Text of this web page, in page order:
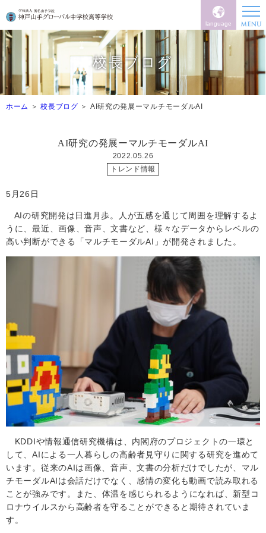
language
校長ブログ
ホーム 校長ブログ AI研究の発展ーマルチモーダルAI
AI研究の発展ーマルチモーダルAI
2022.05.26
トレンド情報
5月26 日
AIの研究開発は日進月歩。人が五感を通じて周囲を理解するよ
うに、最近、画像、音声、文書など、様々なデータからレベルの
高い判断ができる「マルチモーダルAI 」が開発されました。
KDDIや情報通信研究機構は、内閣府のプロジェクトの一環と
して、AIによる一人暮らしの高齢者見守りに関する研究を進めて
います。従来のAIは画像、音声、文書の分析だけでしたが、マル
チモーダルAIは会話だけでなく、感情の変化も動画で読み取れる
ことが強みです。また、体温を感じられるようになれば、新型コ
ロナウイルスから高齢者を守ることができると期待されていま
す。